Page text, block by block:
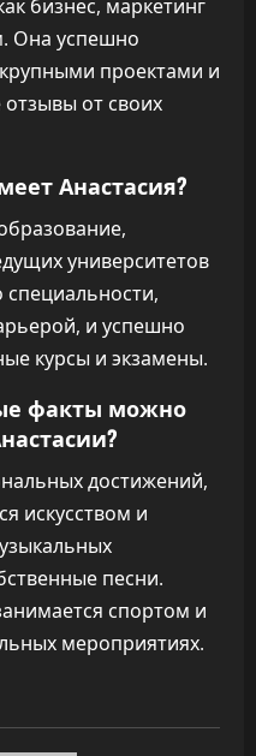
бизнес, маркетинг
Она успешно
проектами и
от своих
Анастасия?
университетов
и успешно
курсы и экзамены.
факты можно
достижений,
искусством и
песни.
спортом и
мероприятиях.